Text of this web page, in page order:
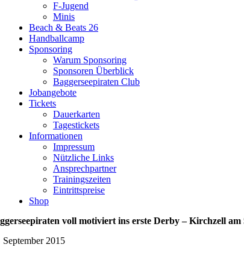
F-Jugend
Minis
Beach & Beats 26
Handballcamp
Sponsoring
Warum Sponsoring
Sponsoren Überblick
Baggerseepiraten Club
Jobangebote
Tickets
Dauerkarten
Tagestickets
Informationen
Impressum
Nützliche Links
Ansprechpartner
Trainingszeiten
Eintrittspreise
Shop
voll motiviert ins erste Derby – Kirchzell am
September 2015